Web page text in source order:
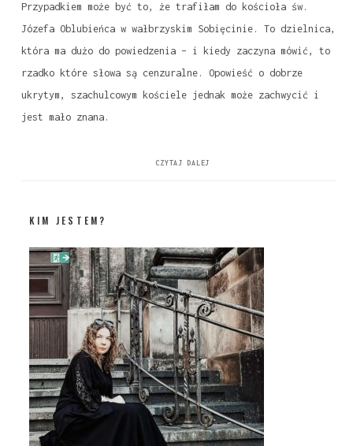
Przypadkiem może być to, że trafiłam do kościoła św.
Józefa Oblubieńca w wałbrzyskim Sobięcinie. To dzielnica,
która ma dużo do powiedzenia – i kiedy zaczyna mówić, to
rzadko które słowa są cenzuralne. Opowieść o dobrze
ukrytym, szachulcowym kościele jednak może zachwycić i
jest mało znana.
CZYTAJ DALEJ
KIM JESTEM?